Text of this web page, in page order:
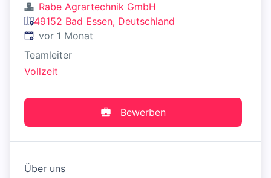
Rabe Agrartechnik GmbH
49152 Bad Essen, Deutschland
Veröffentlicht:
vor 1 Monat
Teamleiter
Vollzeit
Bewerben
Über uns